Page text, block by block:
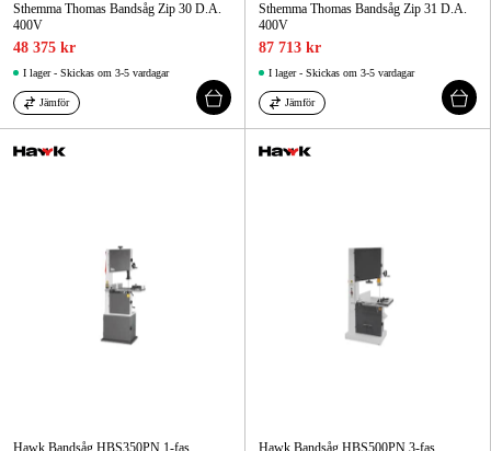
Sthemma Thomas Bandsåg Zip 30 D.A.
400V
48 375 kr
I lager - Skickas om 3-5 vardagar
Jämför
Sthemma Thomas Bandsåg Zip 31 D.A.
400V
87 713 kr
I lager - Skickas om 3-5 vardagar
Jämför
Hawk Bandsåg HBS350PN 1-fas Hawk Bandsåg HBS500PN 3-fas